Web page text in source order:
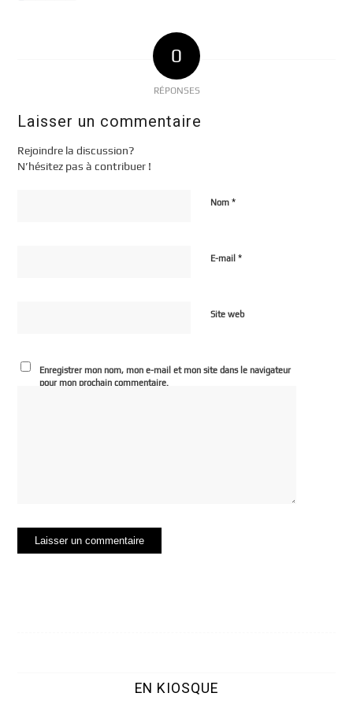
0
RÉPONSES
Laisser un commentaire
Rejoindre la discussion?
N’hésitez pas à contribuer !
Nom*
E-mail*
Site web
Enregistrer mon nom, mon e-mail et mon site dans le navigateur
pour mon prochain commentaire.
EN KIOSQUE